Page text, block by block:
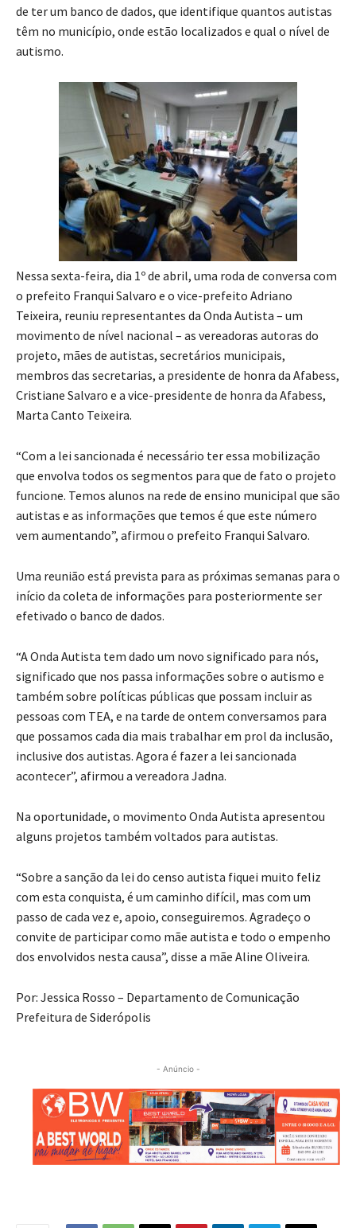
de ter um banco de dados, que identifique quantos autistas
têm no município, onde estão localizados e qual o nível de
autismo.
Nessa sexta-feira, dia 1º de abril, uma roda de conversa com
o prefeito Franqui Salvaro e o vice-prefeito Adriano
Teixeira, reuniu representantes da Onda Autista – um
movimento de nível nacional – as vereadoras autoras do
projeto, mães de autistas, secretários municipais,
membros das secretarias, a presidente de honra da Afabess,
Cristiane Salvaro e a vice-presidente de honra da Afabess,
Marta Canto Teixeira.
“Com a lei sancionada é necessário ter essa mobilização
que envolva todos os segmentos para que de fato o projeto
funcione. Temos alunos na rede de ensino municipal que são
autistas e as informações que temos é que este número
vem aumentando”, afirmou o prefeito Franqui Salvaro.
Uma reunião está prevista para as próximas semanas para o
início da coleta de informações para posteriormente ser
efetivado o banco de dados.
“A Onda Autista tem dado um novo significado para nós,
significado que nos passa informações sobre o autismo e
também sobre políticas públicas que possam incluir as
pessoas com TEA, e na tarde de ontem conversamos para
que possamos cada dia mais trabalhar em prol da inclusão,
inclusive dos autistas. Agora é fazer a lei sancionada
acontecer”, afirmou a vereadora Jadna.
Na oportunidade, o movimento Onda Autista apresentou
alguns projetos também voltados para autistas.
“Sobre a sanção da lei do censo autista fiquei muito feliz
com esta conquista, é um caminho difícil, mas com um
passo de cada vez e, apoio, conseguiremos. Agradeço o
convite de participar como mãe autista e todo o empenho
dos envolvidos nesta causa”, disse a mãe Aline Oliveira.
Por: Jessica Rosso – Departamento de Comunicação
Prefeitura de Siderópolis
- Anúncio -